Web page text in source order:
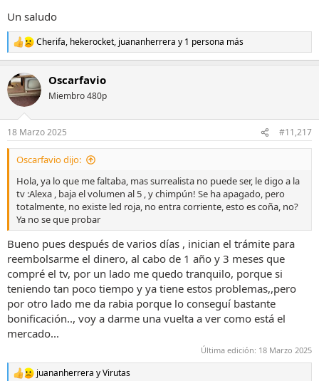
Un saludo
R
e
c
c
i
e
s
Cherifa, hekerocket, juananherrera y 1 persona más
Oscarfavio
Miembro 480p
18 Marzo 2025 #11,217
Oscarfavio dijo:
Hola, ya lo que me faltaba, mas surrealista no puede ser, le digo a la
tv :Alexa , baja el volumen al 5 , y chimpún! Se ha apagado, pero
totalmente, no existe led roja, no entra corriente, esto es coña, no?
Ya no se que probar
Bueno pues después de varios días , inician el trámite para
reembolsarme el dinero, al cabo de 1 año y 3 meses que
compré el tv, por un lado me quedo tranquilo, porque si
teniendo tan poco tiempo y ya tiene estos problemas,,pero
por otro lado me da rabia porque lo conseguí bastante
bonificación.., voy a darme una vuelta a ver como está el
mercado...
Última edición: 18 Marzo 2025
R juananherrera yVirutas